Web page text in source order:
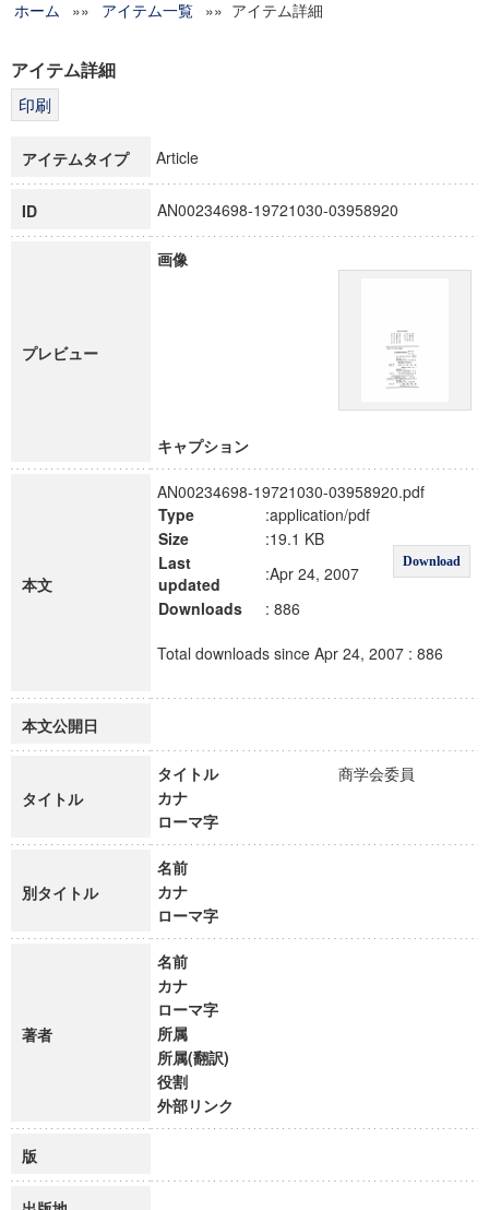
グローバルリサーチインスティテュート
科学研究費補助金研究成果報告書
博士課程教育リーディングプログラム「超成熟社会発展のサ
ホーム »» アイテム一覧 »» アイテム詳細
アイテム詳細
アイテムタイプ Article
ID AN00234698-19721030-03958920
プレビュー
画像
キャプション
本文
AN00234698-19721030-03958920.pdf
Type
:application/pdf
Download
Size
:19.1 KB
Last
updated
:Apr 24, 2007
Downloads
: 886
Total downloads since Apr 24, 2007 : 886
本文公開日
タイトル
タイトル
商学会委員
カナ
ローマ字
別タイトル
名前
カナ
ローマ字
著者
名前
カナ
ローマ字
所属
所属(翻訳)
役割
外部リンク
版